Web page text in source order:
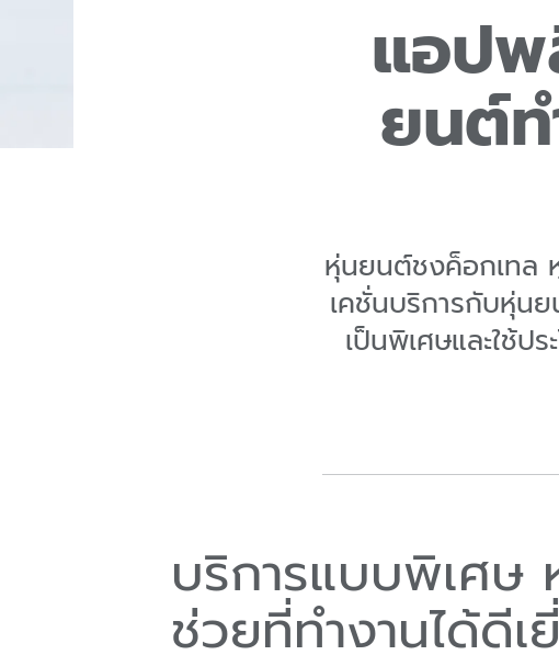
แอปพ
ยนต์ท
หุ่นยนต์ชงค็อกเทล
เคชั่นบริการกับหุ่น
เป็นพิเศษและใช้ป
บริการแบบพิเศษ
ช่วยที่ทำงานได้ดี